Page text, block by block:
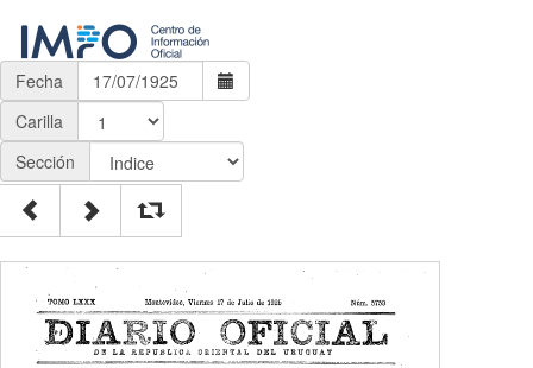
Fecha
Carilla
Sección